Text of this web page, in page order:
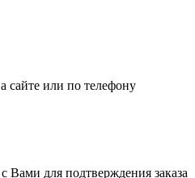
сайте или по телефону
Вами для подтверждения заказа